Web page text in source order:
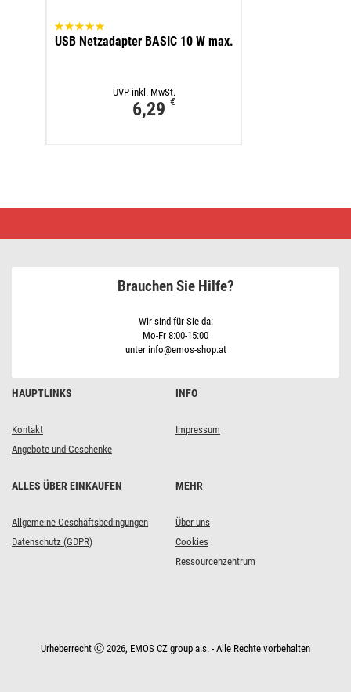
USB Netzadapter BASIC 10 W max.
UVP inkl. MwSt.
6,29 €
HAUPTLINKS
Kontakt
Angebote und Geschenke
INFO
Impressum
ALLES ÜBER EINKAUFEN
Allgemeine Geschäftsbedingungen
Datenschutz (GDPR)
MEHR
Über uns
Cookies
Ressourcenzentrum
Brauchen Sie Hilfe?
Wir sind für Sie da:
Mo-Fr 8:00-15:00
unter info@emos-shop.at
Urheberrecht Ⓒ 2026, EMOS CZ group a.s. - Alle Rechte vorbehalten